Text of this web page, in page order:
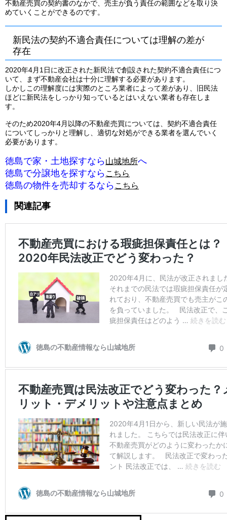
不動産売買の契約書のなかで、売主が負う責任の範囲などを取り決
めていくことができるのです。
新民法の契約不適合責任については理解の差が
存在
2020年4月1日に改正された新民法で創設された契約不適合責任につ
いて、まず不動産会社は十分に理解する必要があります。
しかしこの理解度には実際のところ業者によって差があり、旧民法
ほどに新民法をしっかり知っているとはいえない業者も存在しま
す。
そのため2020年4月以降の不動産売買については、契約不適合責任
についてしっかりと理解し、適切な対処ができる業者を選んでいく
必要があります。
徳島で家・土地探すなら山城地所へ
徳島で分譲地を探すなら こちら
徳島の物件を売却するなら こちら
関連記事